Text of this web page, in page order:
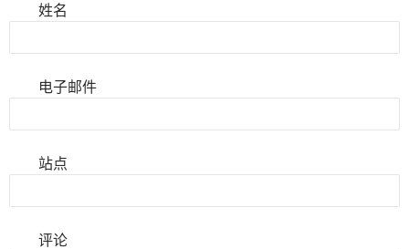
姓名
电子邮件
站点
评论